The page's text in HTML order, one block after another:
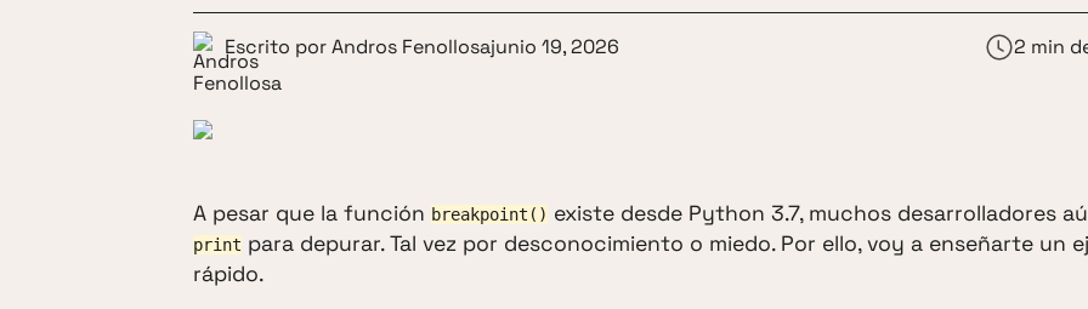
A pesar que la función breakpoint() existe desde Python 3.7, muchos desarrolladores
print para depurar. Tal vez por desconocimiento o miedo. Por ello, voy a enseñarte un
rápido.
Escrito porAndros Fenollosajunio 19, 2026 2 min